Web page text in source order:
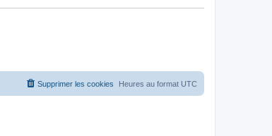
Heures au format UTC
Supprimer les cookies